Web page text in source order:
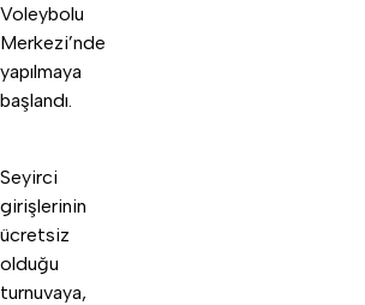
Voleybolu
Merkezi’nde
yapılmaya
başlandı.
Seyirci
girişlerinin
ücretsiz
olduğu
turnuvaya,